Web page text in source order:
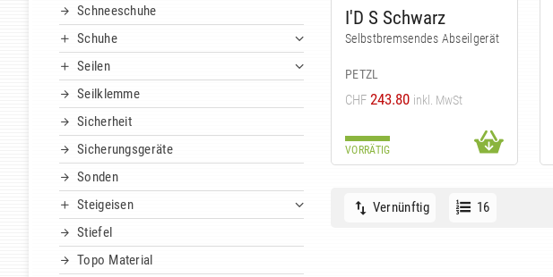
Schneeschuhe
Schuhe
Seilen
Seilklemme
Sicherheit
Sicherungsgeräte
Sonden
Steigeisen
Stiefel
Topo Material
I'D S Schwarz
Selbstbremsendes Abseilgerät
PETZL
CHF 243.80 inkl. MwSt
VORRÄTIG
Vernünftig 16